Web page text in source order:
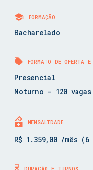
FORMAÇÃO
Bacharelado
FORMATO DE OFERTA E
Presencial
Noturno - 120 vagas
MENSALIDADE
R$ 1.359,00 /mês
DURAÇÃO E TURNOS